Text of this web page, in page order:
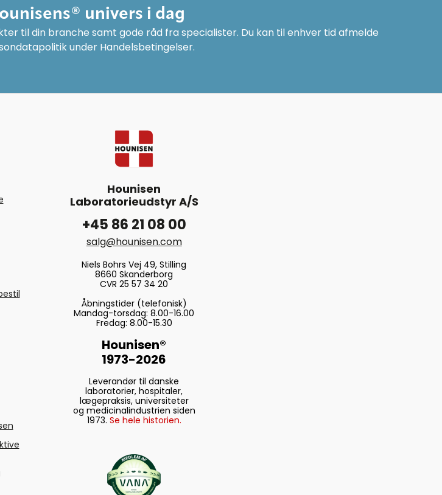
univers i dag
til din branche samt gode råd fra specialister. Du kan til enhver tid afmelde
under Handelsbetingelser.
Hounisen
Laboratorieudstyr A/S
+45 86 21 08 00
salg@hounisen.com
Niels Bohrs Vej 49, Stilling
8660 Skanderborg
CVR 25 57 34 20
Åbningstider (telefonisk)
Mandag-torsdag: 8.00-16.00
Fredag: 8.00-15.30
Hounisen®
1973-2026
Leverandør til danske
laboratorier, hospitaler,
lægepraksis, universiteter
og medicinalindustrien siden
1973. Se hele historien.